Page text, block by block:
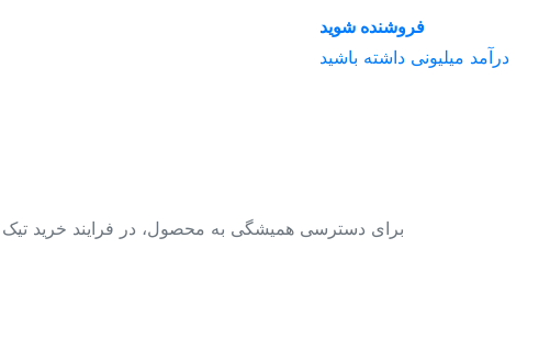
فروشنده شوید
درآمد میلیونی داشته باشید
برای دسترسی همیشگی به محصول، در فرایند خرید